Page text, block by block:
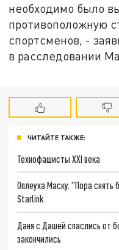
необходимо было
противоположную
спортсменов, -
в расследовании
ЧИТАЙТЕ ТАКЖЕ:
Технофашисты XXI века
Оплеуха Маску. "Пора снять
Starlink
Даня с Дашей спаслись от
закончились